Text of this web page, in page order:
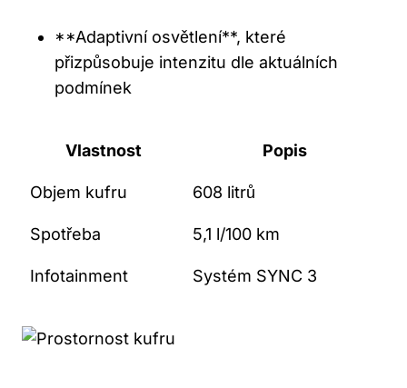
**Adaptivní osvětlení**, které
přizpůsobuje intenzitu dle aktuálních
podmínek
Vlastnost Popis
Objem kufru 608 litrů
Spotřeba 5,1 l/100 km
Infotainment Systém SYNC 3